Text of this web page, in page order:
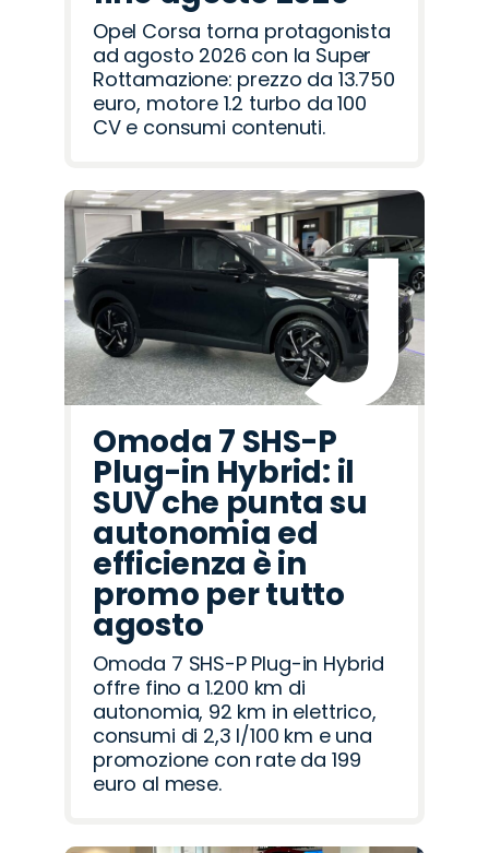
Opel Corsa torna protagonista
ad agosto 2026 con la Super
Rottamazione: prezzo da 13.750
euro, motore 1.2 turbo da 100
CV e consumi contenuti.
Omoda 7 SHS-P
Plug-in Hybrid: il
SUV che punta su
autonomia ed
efficienza è in
promo per tutto
agosto
Omoda 7 SHS-P Plug-in Hybrid
offre fino a 1.200 km di
autonomia, 92 km in elettrico,
consumi di 2,3 l/100 km e una
promozione con rate da 199
euro al mese.